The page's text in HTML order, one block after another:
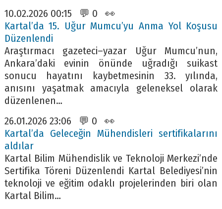
10.02.2026 00:15 💬 0 👀
Kartal’da 15. Uğur Mumcu’yu Anma Yol Koşusu
Düzenlendi
Araştırmacı gazeteci–yazar Uğur Mumcu’nun,
Ankara’daki evinin önünde uğradığı suikast
sonucu hayatını kaybetmesinin 33. yılında,
anısını yaşatmak amacıyla geleneksel olarak
düzenlenen…
26.01.2026 23:06 💬 0 👀
Kartal’da Geleceğin Mühendisleri sertifikalarını
aldılar
Kartal Bilim Mühendislik ve Teknoloji Merkezi’nde
Sertifika Töreni Düzenlendi Kartal Belediyesi’nin
teknoloji ve eğitim odaklı projelerinden biri olan
Kartal Bilim…